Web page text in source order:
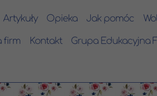
Artykuły Opieka Jak pomóc
firm Kontakt Grupa Edukacyjna